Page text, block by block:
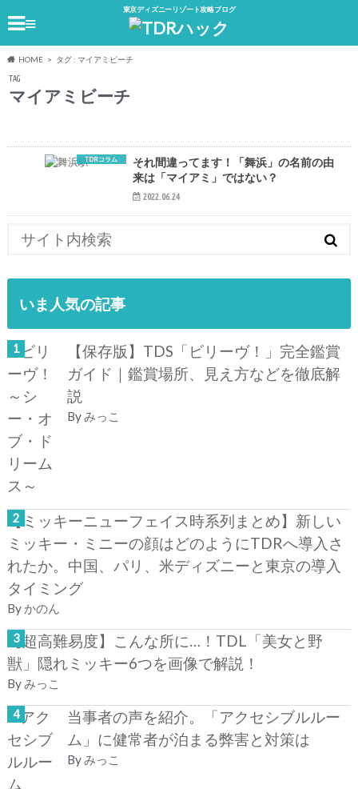
東京ディズニーリゾート攻略ブログ
≡
HOME タグ : マイアミビーチ
TAG
マイアミビーチ
TDRコラム
それ間違ってます！「舞浜」の名前の由
来は「マイアミ」ではない？
2022.06.24
いま人気の記事
【保存版】TDS「ビリーヴ！」完全鑑賞
ガイド｜鑑賞場所、見え方などを徹底解
説
Byみっこ
【ミッキーニューフェイス時系列まとめ】新しい
ミッキー・ミニーの顔はどのようにTDRへ導入さ
れたか。中国、パリ、米ディズニーと東京の導入
タイミング
By かのん
【超高難易度】こんな所に…！TDL「美女と野
獣」隠れミッキー6つを画像で解説！
Byみっこ
当事者の声を紹介。「アクセシブルルー
ム」に健常者が泊まる弊害と対策は
By みっこ